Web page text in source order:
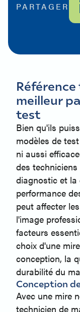
PARTAGER
meilleur
test
Bien qu'ils
modèles de
ni aussi
des
diagnostic et la
performance
peut affecter
l'image
facteurs
choix d'une
conception, la
durabilité du
Conception
Avec une mire
technicien de